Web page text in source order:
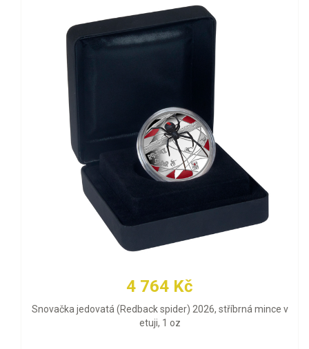
4 764 Kč
Snovačka jedovatá (Redback spider) 2026, stříbrná mince v
etuji, 1 oz